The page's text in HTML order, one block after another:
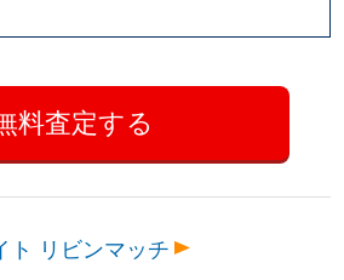
ト リビンマッチ